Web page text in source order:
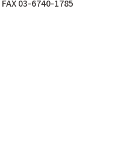
03-6740-1785